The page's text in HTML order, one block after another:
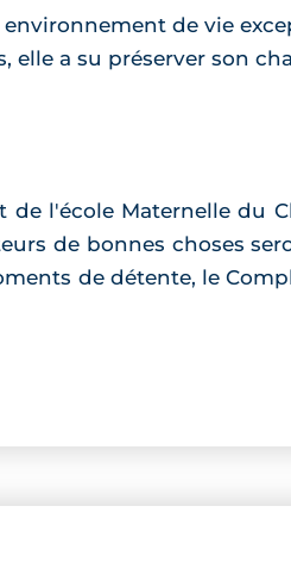
de vie
elle a su préserver son
l'école Maternelle du
de bonnes choses
de détente, le
appartements disposant